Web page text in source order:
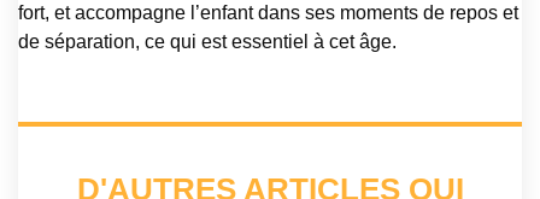
fort, et accompagne l’enfant dans ses moments de repos et
de séparation, ce qui est essentiel à cet âge.
D'AUTRES ARTICLES QUI